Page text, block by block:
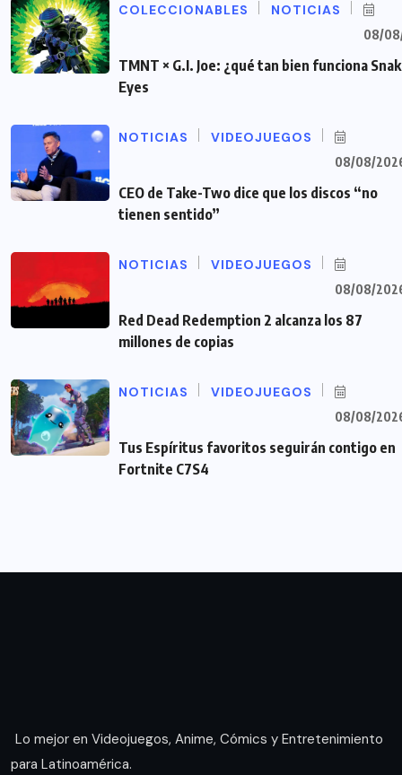
COLECCIONABLES NOTICIAS
08/
TMNT × G.I. Joe: ¿qué tan bien funciona
Eyes
NOTICIAS VIDEOJUEGOS
08/08/
CEO de Take-Two dice que los discos “no
tienen sentido”
NOTICIAS VIDEOJUEGOS
08/08/
Red Dead Redemption 2 alcanza los 87
millones de copias
NOTICIAS VIDEOJUEGOS
08/08/
Tus Espíritus favoritos seguirán contigo en
Fortnite C7S4
Lo mejor en Videojuegos, Anime, Cómics y Entretenimiento
para Latinoamérica.